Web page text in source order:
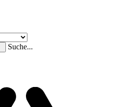
Suche...